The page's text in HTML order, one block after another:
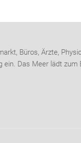
Büros, Ärzte,
Das Meer lädt